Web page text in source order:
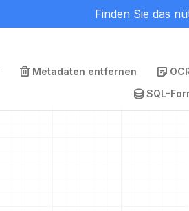
Finden Sie das
Metadaten entfernen
SQL-